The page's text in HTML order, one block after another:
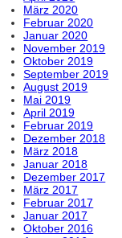
März 2020
Februar 2020
Januar 2020
November 2019
Oktober 2019
September 2019
August 2019
Mai 2019
April 2019
Februar 2019
Dezember 2018
März 2018
Januar 2018
Dezember 2017
März 2017
Februar 2017
Januar 2017
Oktober 2016